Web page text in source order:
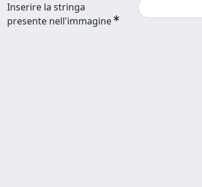
Inserire la stringa
presente nell'immagine